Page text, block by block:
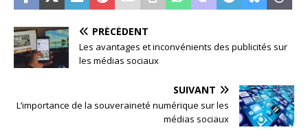
PRÉCÉDENT
Les avantages et inconvénients des publicités sur
les médias sociaux
SUIVANT
L’importance de la souveraineté numérique sur les
médias sociaux